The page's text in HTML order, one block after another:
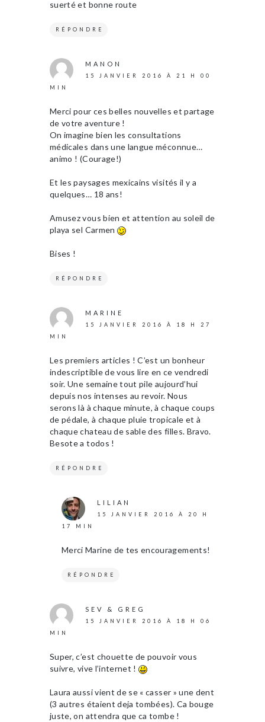
suerté et bonne route
RÉPONDRE
MANON
15 JANVIER 2016 À 21 H 00
MIN
Merci pour ces belles nouvelles et partage
de votre aventure !
On imagine bien les consultations
médicales dans une langue méconnue…
animo ! (Courage!)
Et les paysages mexicains visités il y a
quelques… 18 ans!
Amusez vous bien et attention au soleil de
playa sel Carmen
Bises !
RÉPONDRE
MARINE
15 JANVIER 2016 À 18 H 27
MIN
Les premiers articles ! C’est un bonheur
indescriptible de vous lire en ce vendredi
soir. Une semaine tout pile aujourd’hui
depuis nos intenses au revoir. Nous
serons là à chaque minute, à chaque coups
de pédale, à chaque pluie tropicale et à
chaque chateau de sable des filles. Bravo.
Besote a todos !
RÉPONDRE
LILIAN
15 JANVIER 2016 À 20 H
17 MIN
Merci Marine de tes encouragements!
RÉPONDRE
SEV & GREG
15 JANVIER 2016 À 18 H 06
MIN
Super, c’est chouette de pouvoir vous
suivre, vive l’internet !
Laura aussi vient de se « casser » une dent
(3 autres étaient deja tombées). Ca bouge
juste, on attendra que ca tombe !